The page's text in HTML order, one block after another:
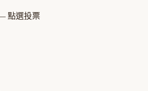
點選投票